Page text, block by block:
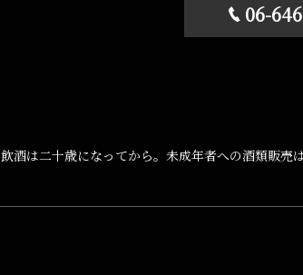
06-
飲酒は二十歳になってから。未成年者への酒類販売